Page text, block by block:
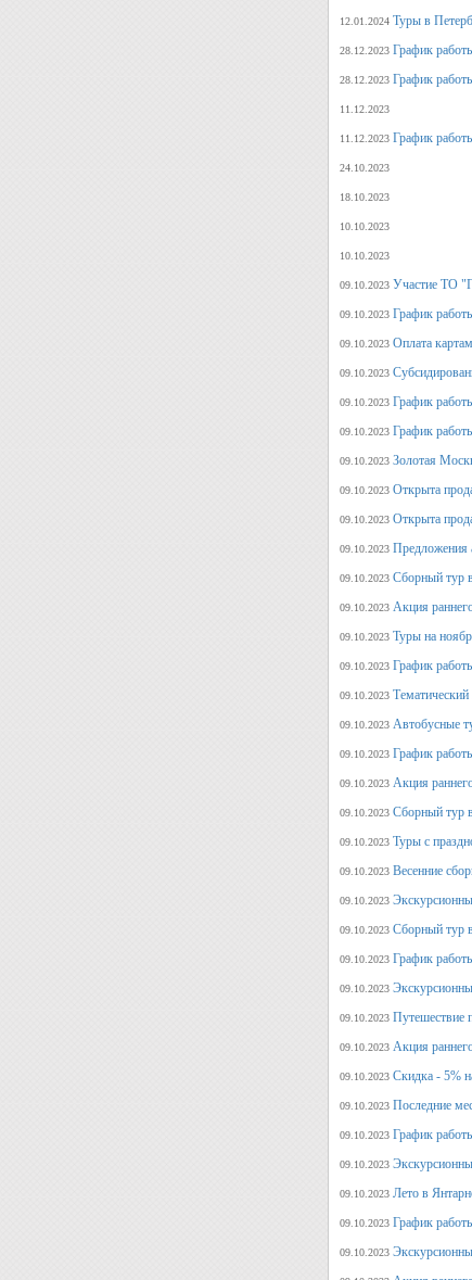
12.01.2024 Туры в
28.12.2023 График
28.12.2023 График
11.12.2023
11.12.2023 График
24.10.2023
18.10.2023
10.10.2023
10.10.2023
09.10.2023 Участие ТО
09.10.2023 График
09.10.2023 Оплата
09.10.2023
09.10.2023 График
09.10.2023 График
09.10.2023 Золотая
09.10.2023 Открыта
09.10.2023 Открыта
09.10.2023 Предложения
09.10.2023 Сборный тур
09.10.2023 Акция
09.10.2023 Туры на
09.10.2023 График
09.10.2023
09.10.2023 Автобусные
09.10.2023 График
09.10.2023 Акция
09.10.2023 Сборный тур
09.10.2023 Туры с
09.10.2023 Весенние
09.10.2023
09.10.2023 Сборный тур
09.10.2023 График
09.10.2023
09.10.2023 Путешествие
09.10.2023 Акция
09.10.2023 Скидка - 5%
09.10.2023 Последние
09.10.2023 График
09.10.2023
09.10.2023 Лето в
09.10.2023 График
09.10.2023